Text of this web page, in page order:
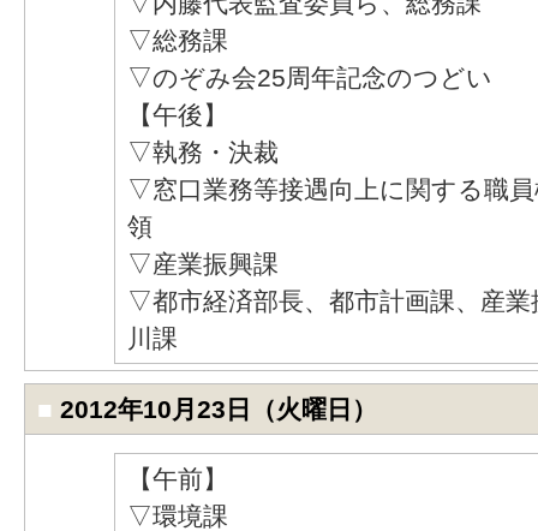
▽総務課
▽のぞみ会25周年記念のつどい
【午後】
▽執務・決裁
▽窓口業務等接遇向上に関する職
領
▽産業振興課
▽都市経済部長、都市計画課、産業
川課
■ 2012年10月23日（火曜日）
【午前】
▽環境課